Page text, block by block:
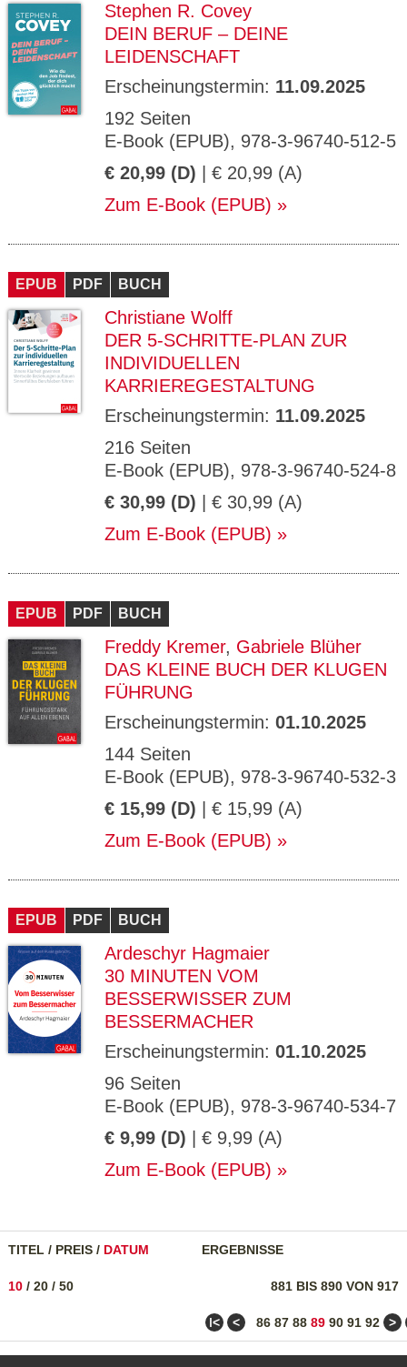
Stephen R. Covey
DEIN BERUF – DEINE
LEIDENSCHAFT
Erscheinungstermin: 11.09.2025
192 Seiten
E-Book (EPUB), 978-3-96740-512-5
€ 20,99 (D) | € 20,99 (A)
Zum E-Book (EPUB)
EPUB PDF BUCH
Christiane Wolff
DER 5-SCHRITTE-PLAN ZUR
INDIVIDUELLEN
KARRIEREGESTALTUNG
Erscheinungstermin: 11.09.2025
216 Seiten
E-Book (EPUB), 978-3-96740-524-8
€ 30,99 (D) | € 30,99 (A)
Zum E-Book (EPUB)
EPUB PDF BUCH
Freddy Kremer, Gabriele Blüher
DAS KLEINE BUCH DER KLUGEN
FÜHRUNG
Erscheinungstermin: 01.10.2025
144 Seiten
E-Book (EPUB), 978-3-96740-532-3
€ 15,99 (D) | € 15,99 (A)
Zum E-Book (EPUB)
EPUB PDF BUCH
Ardeschyr Hagmaier
30 MINUTEN VOM
BESSERWISSER ZUM
BESSERMACHER
Erscheinungstermin: 01.10.2025
96 Seiten
E-Book (EPUB), 978-3-96740-534-7
€ 9,99 (D) | € 9,99 (A)
Zum E-Book (EPUB)
TITEL / PREIS / DATUM ERGEBNISSE
881 BIS 890 VON 917
10 / 20 / 50
ǀ< < 86 87 88 89 90 91 92 >